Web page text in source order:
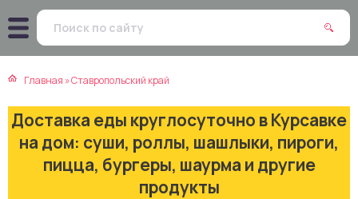
Главная »Ставропольский край
Доставка еды круглосуточно в Курсавке
на дом: суши, роллы, шашлыки, пироги,
пицца, бургеры, шаурма и другие
продукты
кухня
кухня
кухня